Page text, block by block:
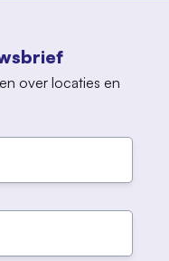
over locaties en